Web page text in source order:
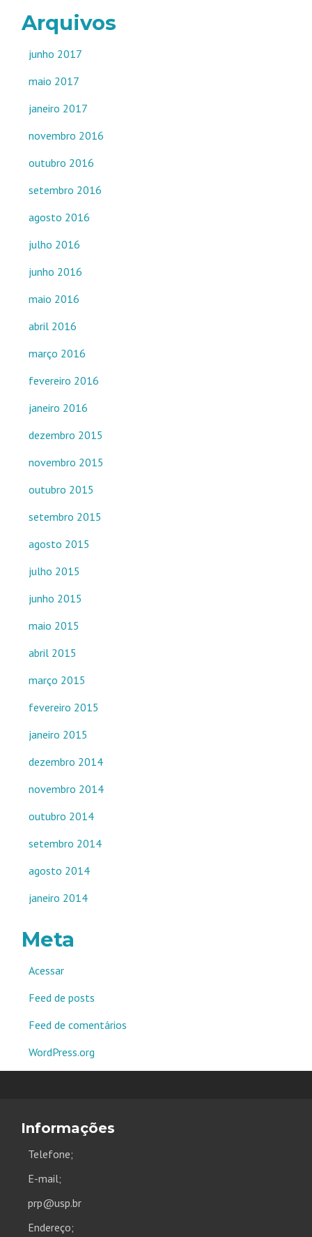
Arquivos
junho 2017
maio 2017
janeiro 2017
novembro 2016
outubro 2016
setembro 2016
agosto 2016
julho 2016
junho 2016
maio 2016
abril 2016
março 2016
fevereiro 2016
janeiro 2016
dezembro 2015
novembro 2015
outubro 2015
setembro 2015
agosto 2015
julho 2015
junho 2015
maio 2015
abril 2015
março 2015
fevereiro 2015
janeiro 2015
dezembro 2014
novembro 2014
outubro 2014
setembro 2014
agosto 2014
janeiro 2014
Meta
Acessar
Feed de posts
Feed de comentários
WordPress.org
Informações
Telefone;
E-mail;
prp@usp.br
Endereço;